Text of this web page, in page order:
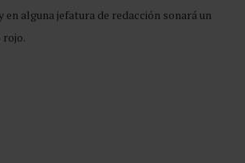
alguna jefatura de redacción sonará un